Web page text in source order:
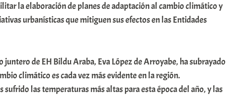
la elaboración de planes de adaptación al cambio climático y
urbanísticas que mitiguen sus efectos en las Entidades
juntero de EH Bildu Araba, Eva López de Arroyabe, ha subrayado
climático es cada vez más evidente en la región.
las temperaturas más altas para esta época del año, y las